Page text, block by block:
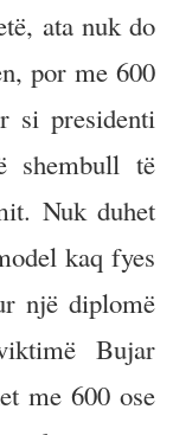
ata nuk do
por me 600
si presidenti
shembull të
Nuk duhet
kaq fyes
një diplomë
Bujar
me 600 ose